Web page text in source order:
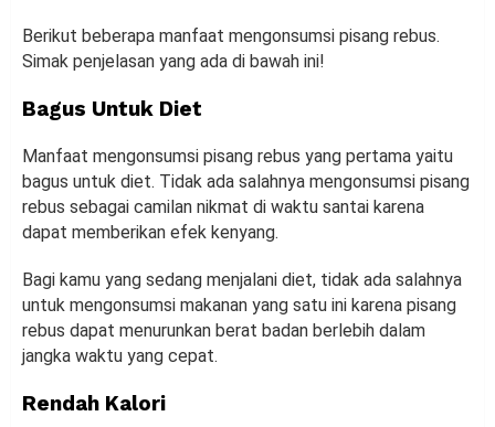
Berikut beberapa manfaat mengonsumsi pisang rebus.
Simak penjelasan yang ada di bawah ini!
Bagus Untuk Diet
Manfaat mengonsumsi pisang rebus yang pertama yaitu
bagus untuk diet. Tidak ada salahnya mengonsumsi pisang
rebus sebagai camilan nikmat di waktu santai karena
dapat memberikan efek kenyang.
Bagi kamu yang sedang menjalani diet, tidak ada salahnya
untuk mengonsumsi makanan yang satu ini karena pisang
rebus dapat menurunkan berat badan berlebih dalam
jangka waktu yang cepat.
Rendah Kalori